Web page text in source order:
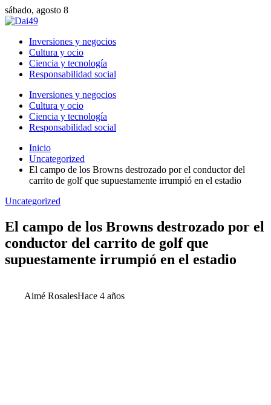
sábado, agosto 8
Inversiones y negocios
Cultura y ocio
Ciencia y tecnología
Responsabilidad social
Inversiones y negocios
Cultura y ocio
Ciencia y tecnología
Responsabilidad social
Inicio
Uncategorized
El campo de los Browns destrozado por el conductor del
carrito de golf que supuestamente irrumpió en el estadio
Uncategorized
El campo de los Browns destrozado por el
conductor del carrito de golf que
supuestamente irrumpió en el estadio
Aimé RosalesHace 4 años